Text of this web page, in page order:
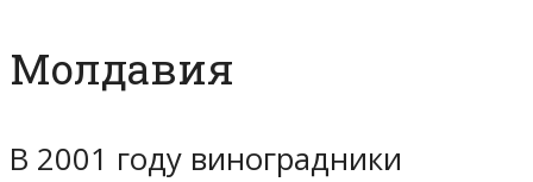
Молдавия
В 2001 году виноградники